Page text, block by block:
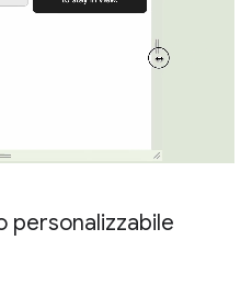
personalizzabile